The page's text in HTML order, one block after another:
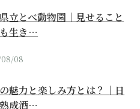
立とべ動物園｜見せること
生き…
08
魅力と楽しみ方とは？｜日
成酒…